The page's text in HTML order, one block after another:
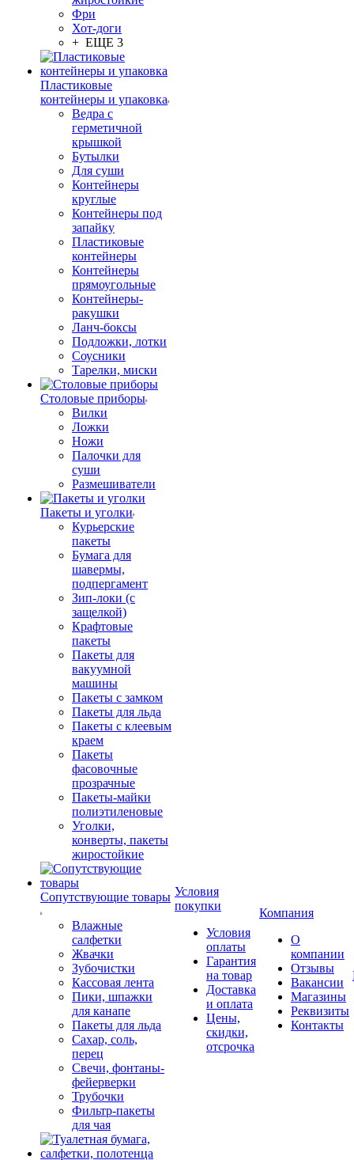
Фри
Хот-доги
+ ЕЩЕ 3
Пластиковые
контейнеры и упаковка
Ведра с
герметичной
крышкой
Бутылки
Для суши
Контейнеры
круглые
Контейнеры под
запайку
Пластиковые
контейнеры
Контейнеры
прямоугольные
Контейнеры-
ракушки
Ланч-боксы
Подложки, лотки
Соусники
Тарелки, миски
Столовые приборы
Вилки
Ложки
Ножи
Палочки для
суши
Размешиватели
Пакеты и уголки
Курьерские
пакеты
Бумага для
шавермы,
подпергамент
Зип-локи (с
защелкой)
Крафтовые
пакеты
Пакеты для
вакуумной
машины
Пакеты с замком
Пакеты для льда
Пакеты с клеевым
краем
Пакеты
фасовочные
прозрачные
Пакеты-майки
полиэтиленовые
Уголки,
конверты, пакеты
жиростойкие
Сопутствующие товары
Влажные
салфетки
Жвачки
Зубочистки
Кассовая лента
Пики, шпажки
для канапе
Пакеты для льда
Сахар, соль,
перец
Свечи, фонтаны-
фейерверки
Трубочки
Фильтр-пакеты
для чая
Условия
покупки
Условия
оплаты
Гарантия
на товар
Доставка
и оплата
Цены,
скидки,
отсрочка
Компания
О
компании
Отзывы
Вакансии
Магазины
Реквизиты
Контакты